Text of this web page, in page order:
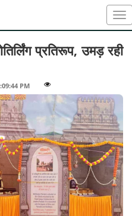
प्रतिरूप, उमड़ रही
PM